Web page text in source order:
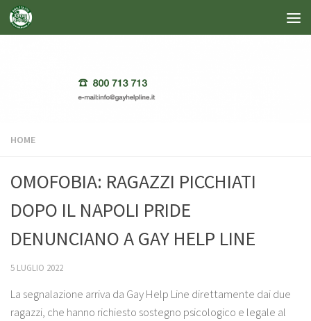
Salta al contenuto
HOME
OMOFOBIA: RAGAZZI PICCHIATI
DOPO IL NAPOLI PRIDE
DENUNCIANO A GAY HELP LINE
5 LUGLIO 2022
La segnalazione arriva da Gay Help Line direttamente dai due
ragazzi, che hanno richiesto sostegno psicologico e legale al